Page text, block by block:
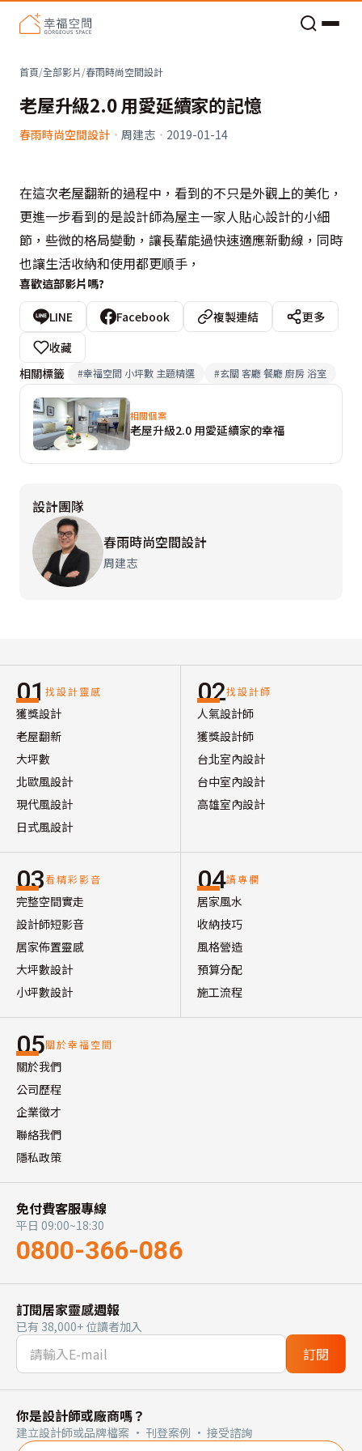
首頁/全部影片/春雨時尚空間設計
老屋升級2.0 用愛延續家的記憶
春雨時尚空間設計 · 周建志 · 2019-01-14
在這次老屋翻新的過程中，看到的不只是外觀上的美化，
更進一步看到的是設計師為屋主一家人貼心設計的小細
節，些微的格局變動，讓長輩能過快速適應新動線，同時
也讓生活收納和使用都更順手，
喜歡這部影片嗎?
LINE Facebook 複製連結
更多
收藏
相關標籤
#幸福空間 小坪數 主題精選 #玄關 客廳 餐廳 廚房 浴室
相關個案
老屋升級2.0 用愛延續家的幸福
設計團隊
春雨時尚空間設計
周建志
01 找設計靈感
獲獎設計
老屋翻新
大坪數
北歐風設計
現代風設計
日式風設計
02找設計師
人氣設計師
獲獎設計師
台北室內設計
台中室內設計
高雄室內設計
03看精彩影音
完整空間實走
設計師短影音
居家佈置靈感
大坪數設計
小坪數設計
04讀專欄
居家風水
收納技巧
風格營造
預算分配
施工流程
05關於幸福空間
關於我們
公司歷程
企業徵才
聯絡我們
隱私政策
免付費客服專線
平日 09:00~18:30
0800-366-086
訂閱居家靈感週報
已有 38,000+ 位讀者加入
訂閱
你是設計師或廠商嗎？
建立設計師或品牌檔案 · 刊登案例 · 接受諮詢